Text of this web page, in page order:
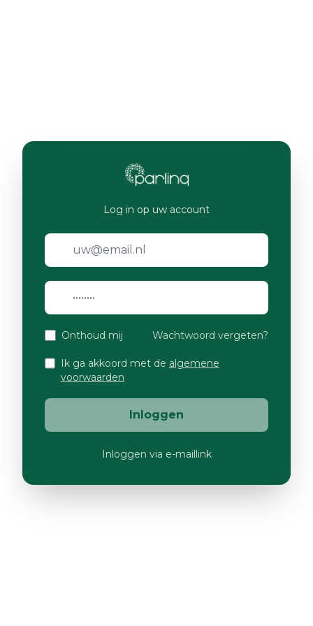
Log in op uw account
Onthoud mij Wachtwoord vergeten?
Ik ga akkoord met de algemene
voorwaarden
Inloggen
Inloggen via e-maillink